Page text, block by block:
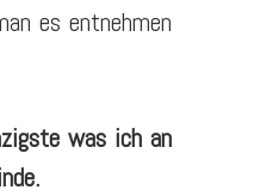
es entnehmen
was ich an